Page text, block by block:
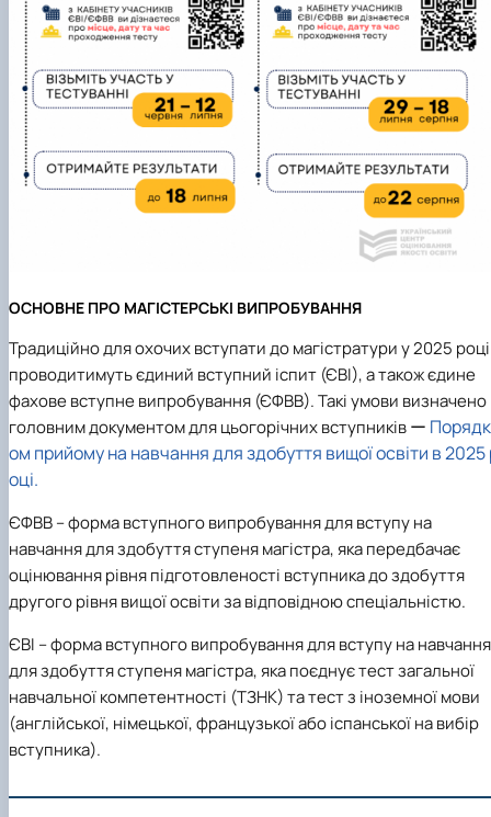
ОСНОВНЕ ПРО МАГІСТЕРСЬКІ ВИПРОБУВАННЯ
Традиційно для охочих вступати до магістратури у 2025 році
проводитимутьєдиний вступний іспит (ЄВІ),а такожєдине
фахове вступне випробування (ЄФВВ).Такі умови визначено
головним документом для цьогорічних вступників ー Порядк
ом прийому на навчання для здобуття вищої освіти в 2025
оці.
ЄФВВ– форма вступного випробування для вступу на
навчання для здобуття ступеня магістра,яка передбачає
оцінювання рівня підготовленості вступника до здобуття
другого рівня вищої освіти за відповідною спеціальністю.
ЄВІ – форма вступного випробування для вступу на навчання
для здобуття ступеня магістра, якапоєднує тест загальної
навчальної компетентності (ТЗНК) та тест з іноземної мови
(англійської, німецької, французької або іспанської на вибір
вступника).